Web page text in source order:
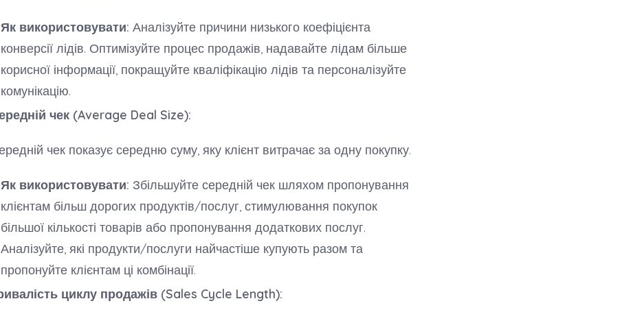
Як використовувати: Аналізуйте причини низького коефіцієнта
конверсії лідів. Оптимізуйте процес продажів, надавайте лідам більше
корисної інформації, покращуйте кваліфікацію лідів та персоналізуйте
комунікацію.
чек (Average Deal Size):
чек показує середню суму, яку клієнт витрачає за одну покупку.
Як використовувати: Збільшуйте середній чек шляхом пропонування
клієнтам більш дорогих продуктів/послуг, стимулювання покупок
більшої кількості товарів або пропонування додаткових послуг.
Аналізуйте, які продукти/послуги найчастіше купують разом та
пропонуйте клієнтам ці комбінації.
циклу продажів (Sales Cycle Length):